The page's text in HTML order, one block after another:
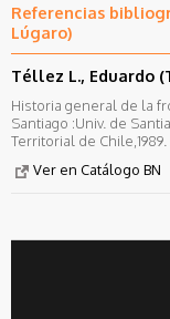
Referencias
Lúgaro)
Téllez L., Eduardo
Historia general de la
Santiago :Univ. de
Territorial de
Ver en Catálogo BN